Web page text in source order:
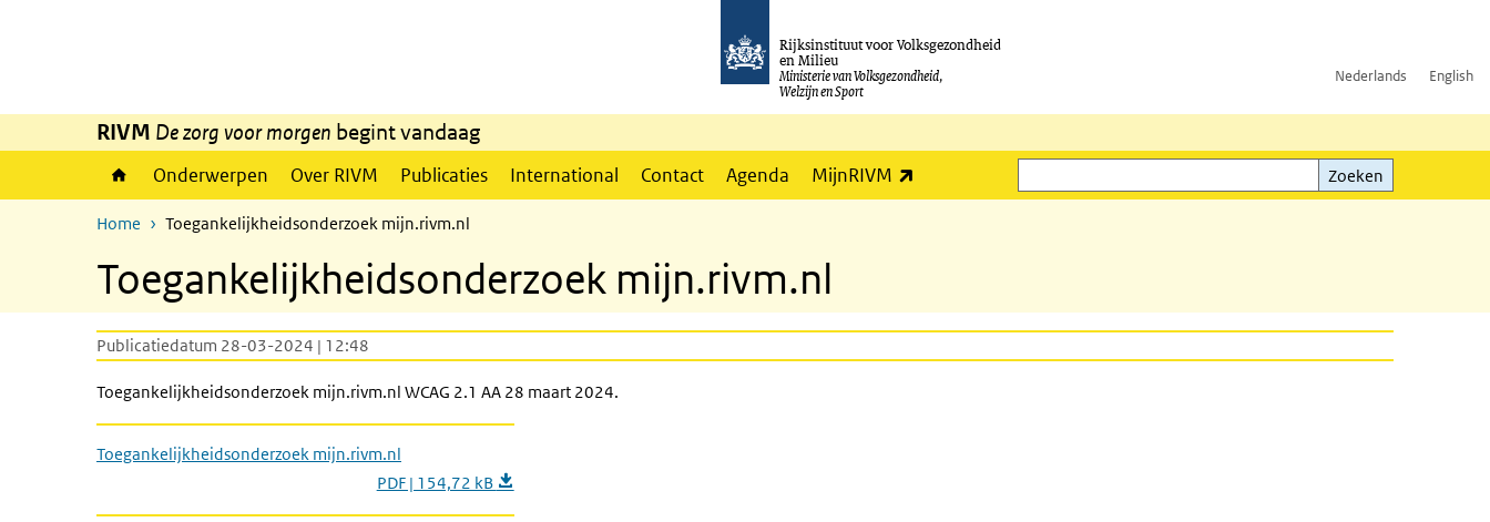
Rijksinstituut voor Volksgezondheid
en Milieu
Ministerie van Volksgezondheid,
Welzijn en Sport
Nederlands English
RIVM De zorg voor morgen begint vandaag
Onderwerpen Over RIVM Publicaties International Contact Agenda MijnRIVM
Zoeken
Zoeken
Home Toegankelijkheidsonderzoek mijn.rivm.nl
Toegankelijkheidsonderzoek mijn.rivm.nl
Publicatiedatum 28-03-2024 | 12:48
Toegankelijkheidsonderzoek mijn.rivm.nl WCAG 2.1 AA 28 maart 2024.
Toegankelijkheidsonderzoek mijn.rivm.nl
PDF | 154,72 kB